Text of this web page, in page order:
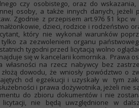
czy osobistego, oraz do
osoby, a także innych danych,
Zgodnie z przepisem art.976 §1 kpc
dzieci, rodzice i rodzeństwo
który nie wykonał warunków
tylko za zezwoleniem organu
tygodni przed licytacją wolno
się w kancelarii komornika. Prawa
własności na rzecz nabywcy bez
dowodu, że wniosły powództwo o
od egzekucji i uzyskały w tym
i prawa dożywotnika, jeżeli nie
do zbioru dokumentów i nie
licytacji, nie będą uwzględnione w